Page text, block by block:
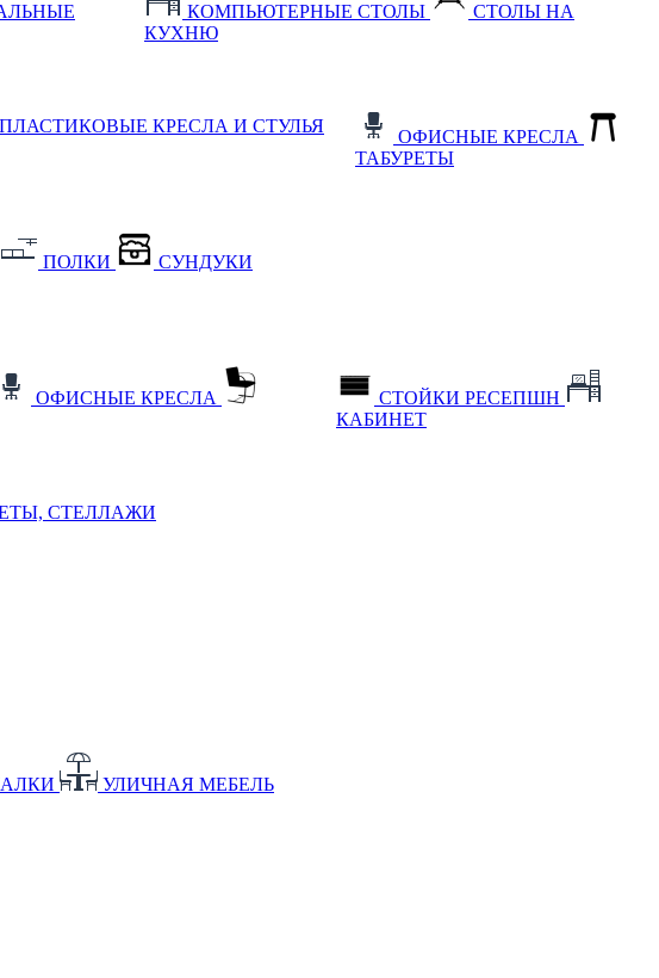
КОМПЬЮТЕРНЫЕ СТОЛЫ
СТОЛЫ НА
КУХНЮ
ПЛАСТИКОВЫЕ КРЕСЛА И СТУЛЬЯ
ОФИСНЫЕ КРЕСЛА
ТАБУРЕТЫ
ПОЛКИ СУНДУКИ
ОФИСНЫЕ КРЕСЛА
СТОЙКИ РЕСЕПШН
КАБИНЕТ
СТЕЛЛАЖИ
УЛИЧНАЯ МЕБЕЛЬ